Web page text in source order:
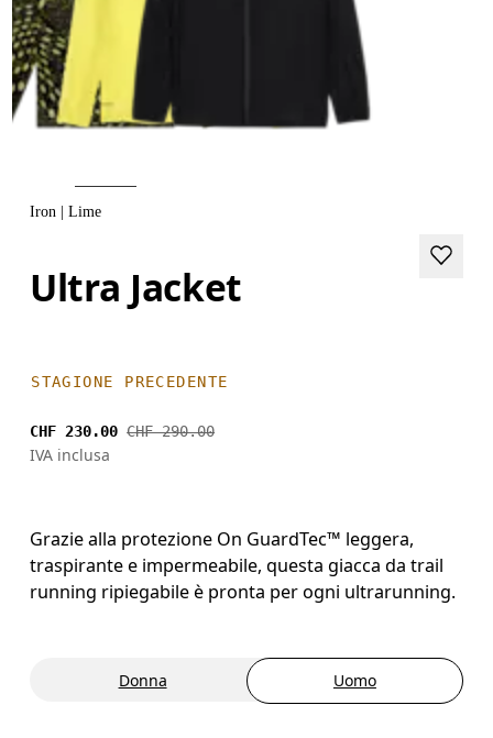
Iron | Lime
Ultra Jacket
STAGIONE PRECEDENTE
CHF 230.00 CHF 290.00
IVA inclusa
Grazie alla protezione On GuardTec™ leggera,
traspirante e impermeabile, questa giacca da trail
running ripiegabile è pronta per ogni ultrarunning.
Donna Uomo